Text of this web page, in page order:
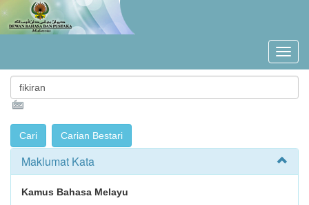
Maklumat Kata
Kamus Bahasa Melayu